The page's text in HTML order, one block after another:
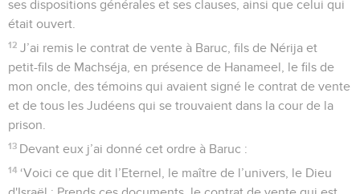
ses dispositions générales et ses clauses, ainsi que celui qui
était ouvert.
12 J’ai remis le contrat de vente à Baruc, fils de Nérija et
petit-fils de Machséja, en présence de Hanameel, le fils de
mon oncle, des témoins qui avaient signé le contrat de vente
et de tous les Judéens qui se trouvaient dans la cour de la
prison.
13 Devant eux j’ai donné cet ordre à Baruc :
14 ‘Voici ce que dit l’Eternel, le maître de l’univers, le Dieu